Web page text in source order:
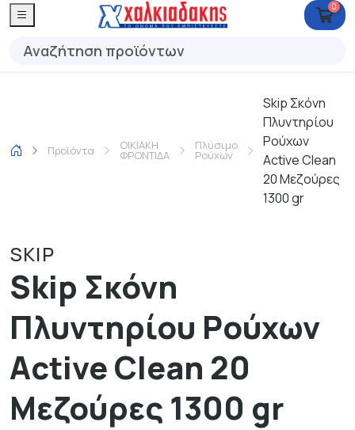
0
Προϊόντα ΟΙΚΙΑΚΗ
ΦΡΟΝΤΙΔΑ
Πλύσιμο
Ρούχων
Skip Σκόνη
Πλυντηρίου
Ρούχων
Active Clean
20 Μεζούρες
1300 gr
SKIP
Skip Σκόνη
Πλυντηρίου Ρούχων
Active Clean 20
Μεζούρες 1300 gr